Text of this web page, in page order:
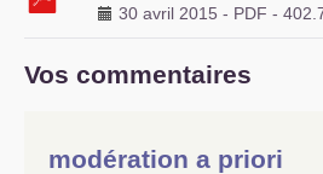
30 avril 2015 - PDF -
Vos commentaires
modération a priori